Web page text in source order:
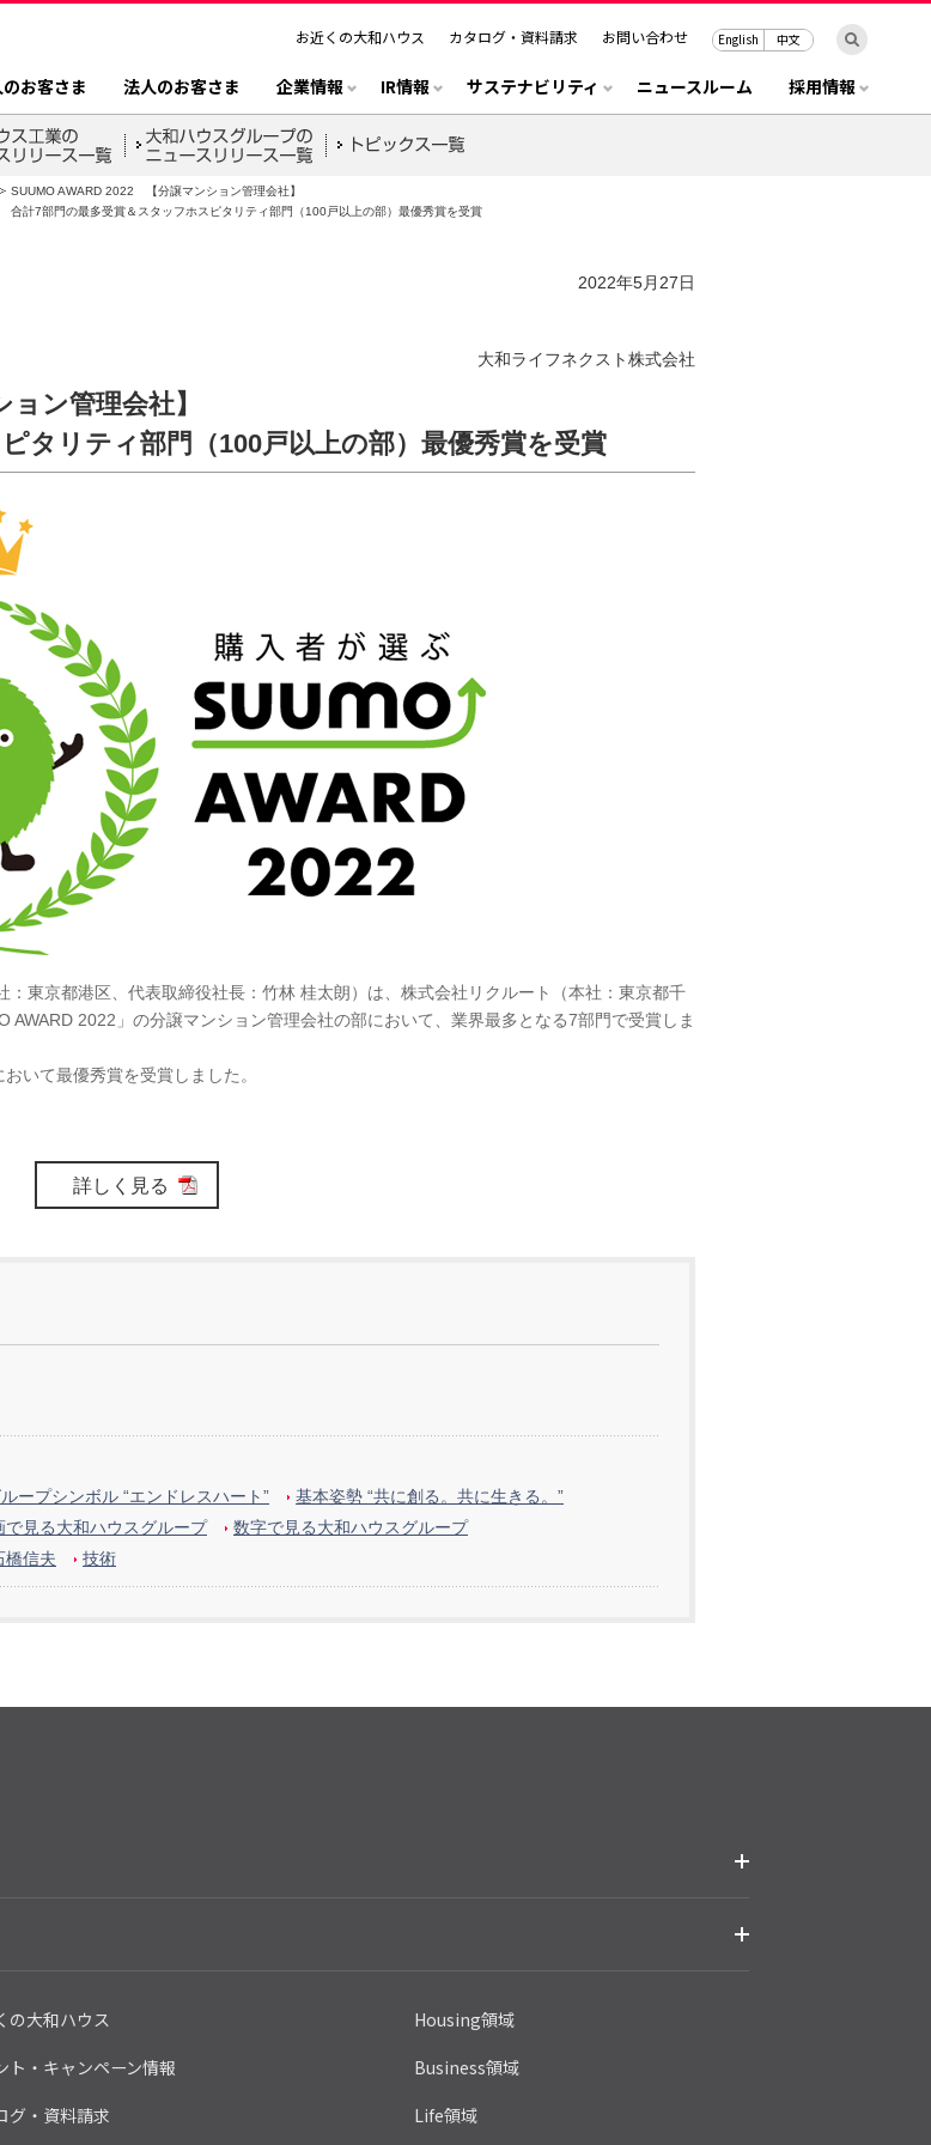
お近くの大和ハウス カタログ・資料請求 お問い合わせ English 中文
お客さま 法人のお客さま 企業情報 IR情報 サステナビリティ ニュースルーム 採用情報
SUUMO AWARD 2022 【分譲マンション管理会社】
合計7部門の最多受賞＆スタッフホスピタリティ部門（100戸以上の部）最優秀賞を受賞
2022年5月27日
大和ライフネクスト株式会社
ン管理会社】
タリティ部門（100戸以上の部）最優秀賞を受賞
東京都港区、代表取締役社長：竹林 桂太朗）は、株式会社リクルート（本社：東京都千
2022」の分譲マンション管理会社の部において、業界最多となる7部門で受賞しま
いて最優秀賞を受賞しました。
詳しく見る
ープシンボル “エンドレスハート”
基本姿勢 “共に創る。共に生きる。”
で見る大和ハウスグループ
数字で見る大和ハウスグループ
橋信夫 技術
の大和ハウス
ト・キャンペーン情報
グ・資料請求
Housing領域
Business領域
Life領域